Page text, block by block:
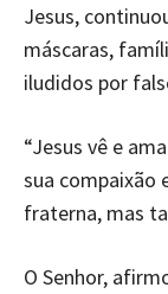
Jesus,
máscaras,
iludidos por
“Jesus vê e
sua compaixão
fraterna, mas
O Senhor,